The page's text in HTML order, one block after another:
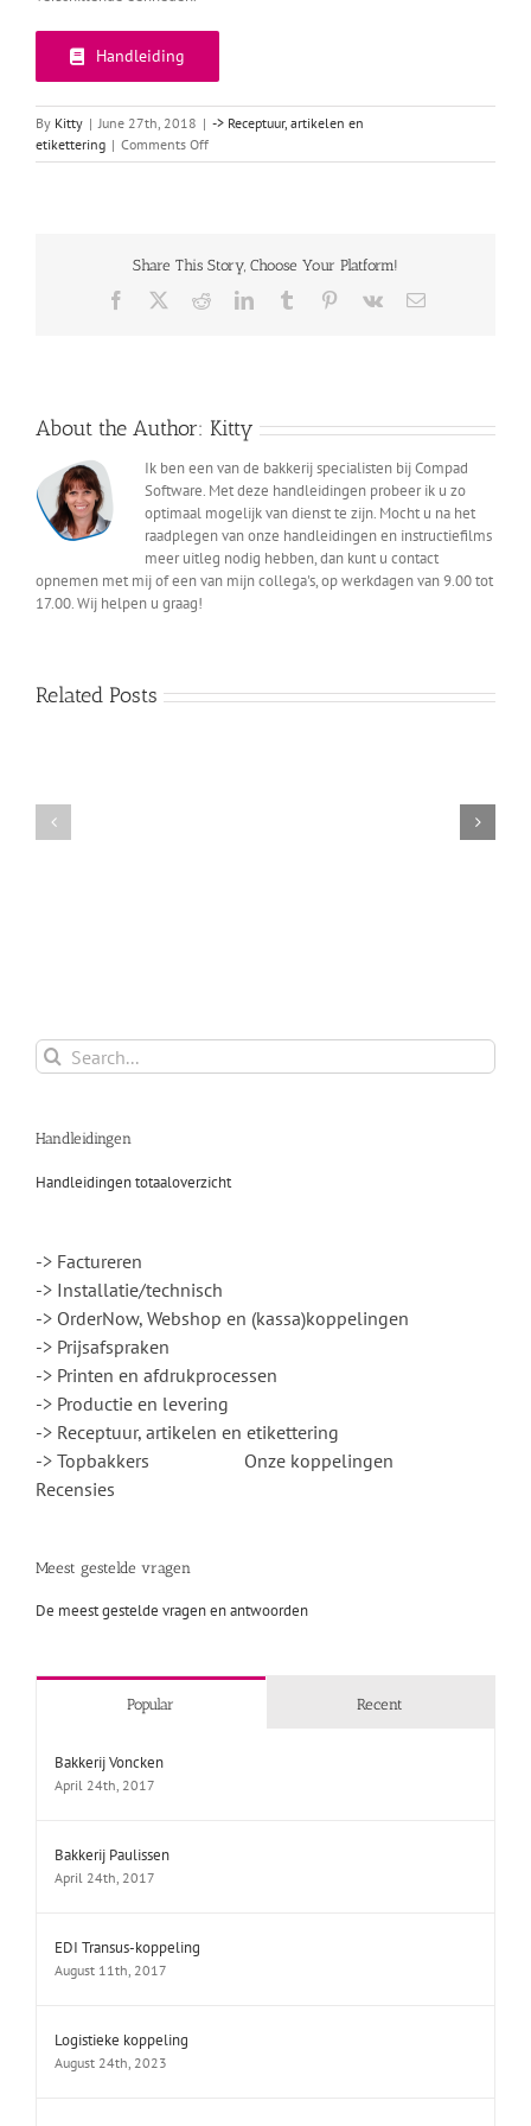
Handleiding
By Kitty | June 27th, 2018 | -> Receptuur, artikelen en
etikettering | Comments Offon
Verpakte
Share This Story, Choose Your Platform!
Facebook RedditLinkedInTumblr Pinterest
Vk Email
About the Author: Kitty
Ik ben een van de bakkerij specialisten bij Compad
Software. Met deze handleidingen probeer ik u zo
optimaal mogelijk van dienst te zijn. Mocht u na het
raadplegen van onze handleidingen en instructiefilms
meer uitleg nodig hebben, dan kunt u contact
opnemen met mij of een van mijn collega's, op werkdagen van 9.00 tot
17.00. Wij helpen u graag!
Related Posts
Search
for:
Handleidingen
Handleidingen totaaloverzicht
-> Factureren
-> Installatie/technisch
-> OrderNow, Webshop en (kassa)koppelingen
-> Prijsafspraken
-> Printen en afdrukprocessen
-> Productie en levering
-> Receptuur, artikelen en etikettering
-> Topbakkers
Onze koppelingen
Recensies
Meest gestelde vragen
De meest gestelde vragen en antwoorden
Popular Recent
Bakkerij Voncken
April 24th, 2017
Bakkerij Paulissen
April 24th, 2017
EDI Transus-koppeling
August 11th, 2017
Logistieke koppeling
August 24th, 2023